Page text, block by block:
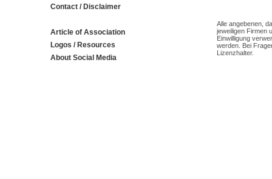
Contact / Disclaimer
Article of Association
Logos / Resources
About Social Media
Alle angebenen,
jeweiligen Firmen
Einwilligung
werden. Bei
Lizenzhalter.